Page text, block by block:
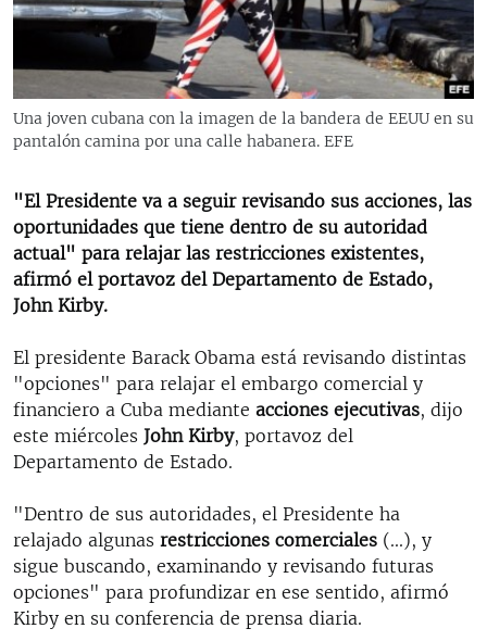
RADIO MARTÍ
ESPECIALES
LA REALIDAD DE LA VIVIENDA EN CUBA
LOS SANTOS DE HIALEAH
DESINFORMACIÓN RUSA EN AMÉRICA LATINA
MULTIMEDIA
EDITORIALES
SÍGUENOS
Una joven cubana con la imagen de la bandera de EEUU en su
pantalón camina por una calle habanera. EFE
"El Presidente va a seguir revisando sus acciones, las
oportunidades que tiene dentro de su autoridad
actual" para relajar las restricciones existentes,
afirmó el portavoz del Departamento de Estado,
John Kirby.
El presidente Barack Obama está revisando distintas
"opciones" para relajar el embargo comercial y
financiero a Cuba mediante acciones ejecutivas, dijo
este miércoles John Kirby, portavoz del
Departamento de Estado.
"Dentro de sus autoridades, el Presidente ha
relajado algunas restricciones comerciales (...), y
sigue buscando, examinando y revisando futuras
opciones" para profundizar en ese sentido, afirmó
Kirby en su conferencia de prensa diaria.